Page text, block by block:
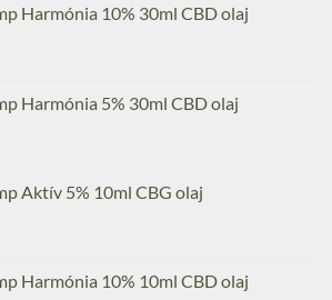
Harmónia 10% 30ml CBD olaj
Harmónia 5% 30ml CBD olaj
Aktív 5% 10ml CBG olaj
Harmónia 10% 10ml CBD olaj